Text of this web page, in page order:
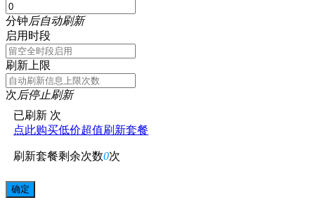
分钟后自动刷新
启用时段
刷新上限
次后停止刷新
已刷新 次
点此购买低价超值刷新套餐
刷新套餐剩余次数0次